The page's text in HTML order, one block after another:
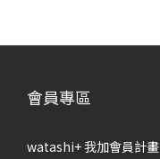
會員專區
watashi+ 我加會員計畫